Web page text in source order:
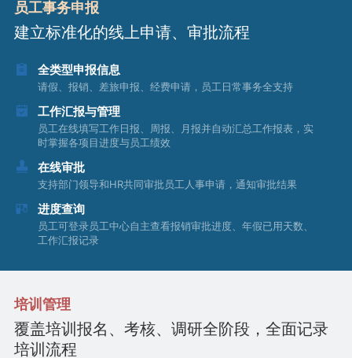
员工事务申报
建立标准化的线上申请、审批流程
全类型申报信息
请假、报销、差旅申报、经费申请，员工日常事务全支持
工作汇报与管理
员工在线填写工作日报、周报、月报并自动汇总工作报表，实
时掌握各项目进度与员工绩效
在线审批
支持部门领导和HR共同审批员工人事申请，通知审批结果
进度查询
员工可登录员工中心自主查看报销审批进度、年假已用天数、
工作汇报记录
培训管理
覆盖培训报名、考核、调研全阶段，全面记录
培训流程